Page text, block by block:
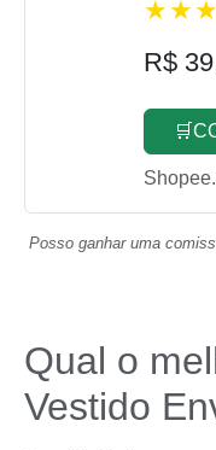
R$
Posso ganhar uma
Qual o
Vestido